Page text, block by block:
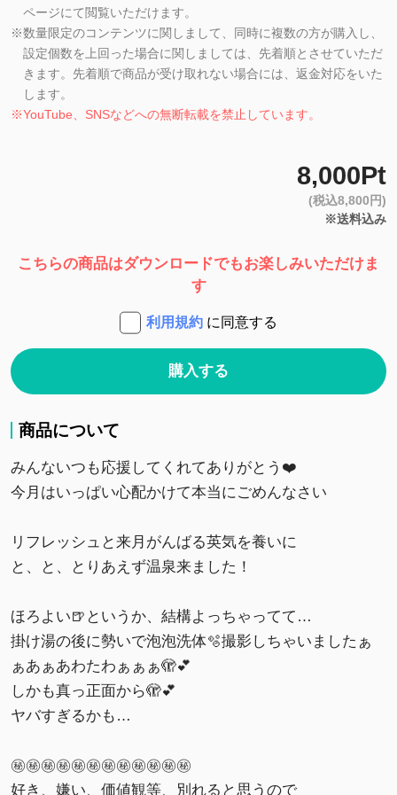
ページにて閲覧いただけます。
※数量限定のコンテンツに関しまして、同時に複数の方が購入し、
設定個数を上回った場合に関しましては、先着順とさせていただ
きます。先着順で商品が受け取れない場合には、返金対応をいた
します。
※YouTube、SNSなどへの無断転載を禁止しています。
8,000Pt
(税込8,800円)
※送料込み
こちらの商品はダウンロードでもお楽しみいただけま
す
利用規約 に同意する
購入する
商品について
みんないつも応援してくれてありがとう❤️
今月はいっぱい心配かけて本当にごめんなさい
リフレッシュと来月がんばる英気を養いに
と、と、とりあえず温泉来ました！
ほろよい🍺というか、結構よっちゃってて…
掛け湯の後に勢いで泡泡洗体🫧撮影しちゃいましたぁ
ぁあぁあわたわぁぁぁ🫣💕
しかも真っ正面から🫣💕
ヤバすぎるかも…
㊙️㊙️㊙️㊙️㊙️㊙️㊙️㊙️㊙️㊙️㊙️㊙️
好き、嫌い、価値観等、別れると思うので